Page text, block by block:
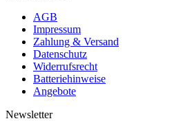
AGB
Impressum
Zahlung & Versand
Datenschutz
Widerrufsrecht
Batteriehinweise
Angebote
Newsletter